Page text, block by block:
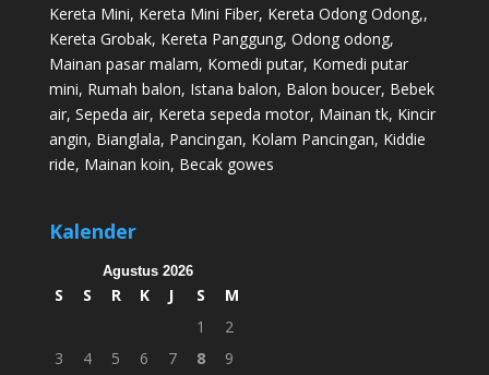
Kereta Mini, Kereta Mini Fiber, Kereta Odong Odong,,
Kereta Grobak, Kereta Panggung, Odong odong,
Mainan pasar malam, Komedi putar, Komedi putar
mini, Rumah balon, Istana balon, Balon boucer, Bebek
air, Sepeda air, Kereta sepeda motor, Mainan tk, Kincir
angin, Bianglala, Pancingan, Kolam Pancingan, Kiddie
ride, Mainan koin, Becak gowes
Kalender
Agustus 2026
S S R K J S
M
1
2
3
4 5 6 7 8 9